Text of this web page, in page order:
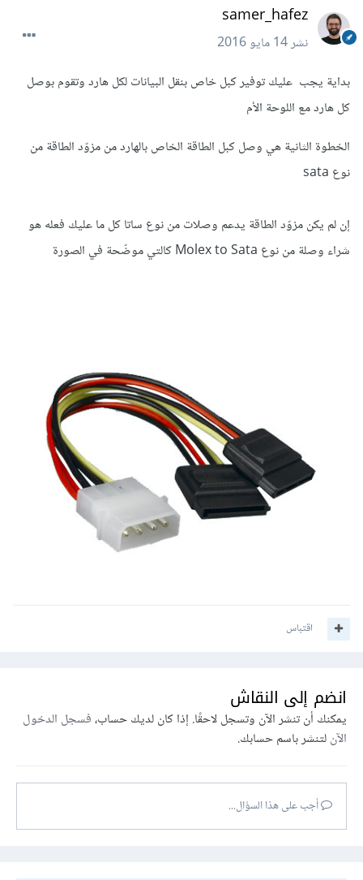
samer_hafez
نشر14 مايو 2016
بداية يجب عليك توفير كبل خاص بنقل البيانات لكل هارد وتقوم بوصل
كل هارد مع اللوحة الأم
الخطوة الثانية هي وصل كبل الطاقة الخاص بالهارد من مزوّد الطاقة من
نوع sata
إن لم يكن مزوّد الطاقة يدعم وصلات من نوع ساتا كل ما عليك فعله هو
شراء وصلة من نوع Molex to Sata كالتي موضّحة في الصورة
اقتباس
انضم إلى النقاش
يمكنك أن تنشر الآن وتسجل لاحقًا. إذا كان لديك حساب،فسجل الدخول
الآنلتنشر باسم حسابك.
أجب على هذا السؤال...